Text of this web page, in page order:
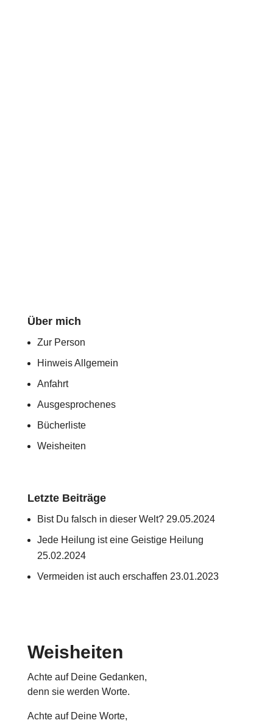
Über mich
Zur Person
Hinweis Allgemein
Anfahrt
Ausgesprochenes
Bücherliste
Weisheiten
Letzte Beiträge
Bist Du falsch in dieser Welt? 29.05.2024
Jede Heilung ist eine Geistige Heilung
25.02.2024
Vermeiden ist auch erschaffen 23.01.2023
Weisheiten
Achte auf Deine Gedanken,
denn sie werden Worte.
Achte auf Deine Worte,